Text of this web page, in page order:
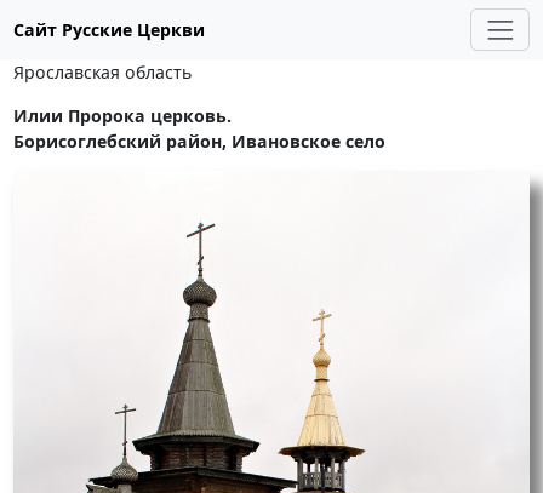
Сайт Русские Церкви
Ярославская область
Илии Пророка церковь.
Борисоглебский район, Ивановское село